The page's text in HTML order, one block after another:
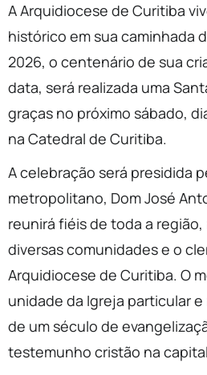
A Arquidiocese de Curitiba
histórico em sua caminhada
2026, o centenário de sua
data, será realizada uma
graças no próximo sábado,
na Catedral de Curitiba.
A celebração será presidida
metropolitano, Dom José
reunirá fiéis de toda a
diversas comunidades e o
Arquidiocese de Curitiba. O
unidade da Igreja particular
de um século de
testemunho cristão na